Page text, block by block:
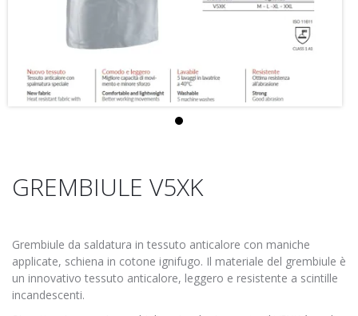
GREMBIULE V5XK
Grembiule da saldatura in tessuto anticalore con maniche
applicate, schiena in cotone ignifugo. Il materiale del grembiule è
un innovativo tessuto anticalore, leggero e resistente a scintille
incandescenti.